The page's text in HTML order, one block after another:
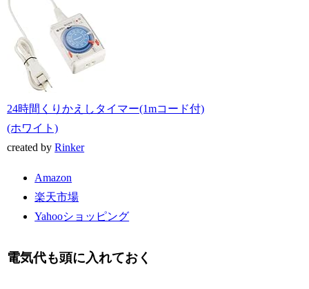
24時間くりかえしタイマー(1mコード付)
(ホワイト)
created byRinker
Amazon
楽天市場
Yahooショッピング
電気代も頭に入れておく